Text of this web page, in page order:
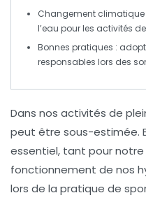
Changement climatique
l’eau pour les activités
Bonnes pratiques :
responsables lors des
Dans nos activités de
peut être sous-estimée.
essentiel, tant pour notre
fonctionnement de nos
lors de la pratique de